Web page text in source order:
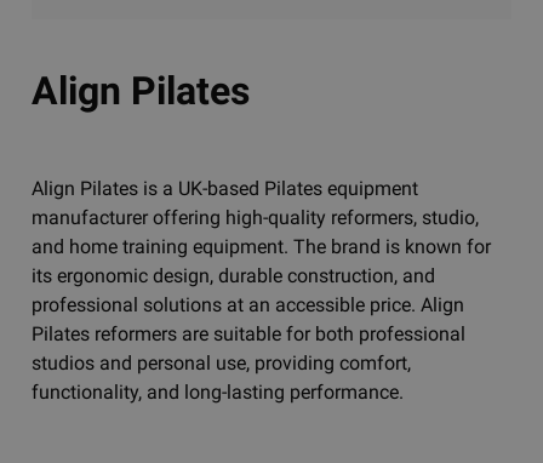
Align Pilates
Align Pilates is a UK-based Pilates equipment
manufacturer offering high-quality reformers, studio,
and home training equipment. The brand is known for
its ergonomic design, durable construction, and
professional solutions at an accessible price. Align
Pilates reformers are suitable for both professional
studios and personal use, providing comfort,
functionality, and long-lasting performance.